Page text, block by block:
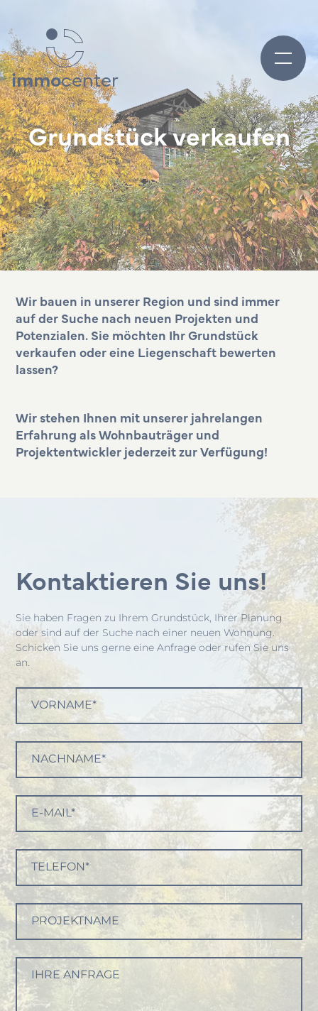
immocenter
Grundstück verkaufen
Wir bauen in unserer Region und sind immer
auf der Suche nach neuen Projekten und
Potenzialen. Sie möchten Ihr Grundstück
verkaufen oder eine Liegenschaft bewerten
lassen?
Wir stehen Ihnen mit unserer jahrelangen
Erfahrung als Wohnbauträger und
Projektentwickler jederzeit zur Verfügung!
Kontaktieren Sie uns!
Sie haben Fragen zu Ihrem Grundstück, Ihrer Planung
oder sind auf der Suche nach einer neuen Wohnung.
Schicken Sie uns gerne eine Anfrage oder rufen Sie uns
an.
VORNAME*
NACHNAME*
E-MAIL*
TELEFON*
PROJEKTNAME
IHRE ANFRAGE